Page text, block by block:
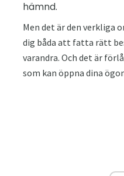
hämnd.
Men det är den verkliga
dig båda att fatta rätt
varandra. Och det är
som kan öppna dina